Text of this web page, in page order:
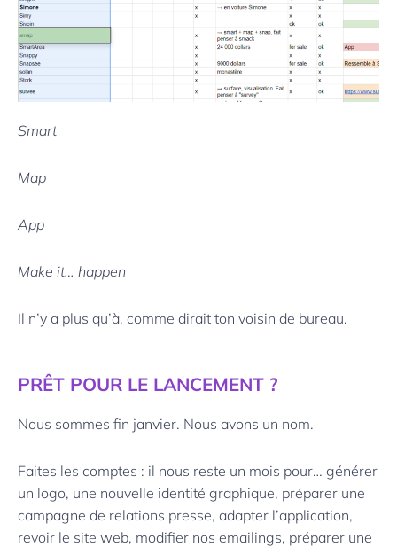
Smart
Map
App
Make it… happen
Il n’y a plus qu’à, comme dirait ton voisin de bureau.
PRÊT POUR LE LANCEMENT ?
Nous sommes fin janvier. Nous avons un nom.
Faites les comptes : il nous reste un mois pour… générer
un logo, une nouvelle identité graphique, préparer une
campagne de relations presse, adapter l’application,
revoir le site web, modifier nos emailings, préparer une